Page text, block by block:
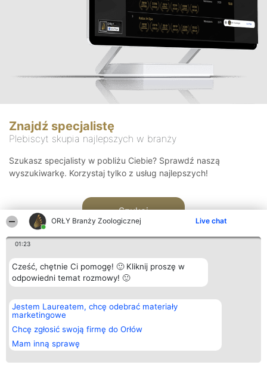
ORŁY Branży Zoologicznej Live chat
01:23
Cześć, chętnie Ci pomogę! 🙂 Kliknij proszę w
odpowiedni temat rozmowy! 🙂
Jestem Laureatem, chcę odebrać materiały
marketingowe
Chcę zgłosić swoją firmę do Orłów
Mam inną sprawę
Znajdź specjalistę
Plebiscyt skupia najlepszych w branży
Szukasz specjalisty w pobliżu Ciebie? Sprawdź naszą
wyszukiwarkę. Korzystaj tylko z usług najlepszych!
Szukaj
Organizator plebiscytu
Bright Side Solutions sp. z o.
o. sp. k.
ul. Ruska 22
Wrocław 50-079
KRS 0000749100 | Regon
381313360 | NIP 8943132676
Plebiscyt
Laureaci
wszystkich
Laureatów
Regulamin
Kontakt
Kontakt